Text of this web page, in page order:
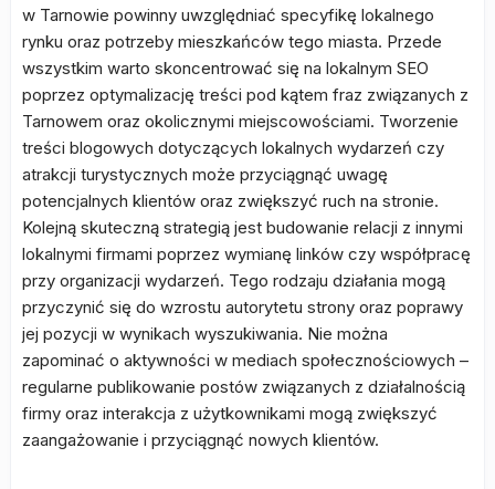
w Tarnowie powinny uwzględniać specyfikę lokalnego
rynku oraz potrzeby mieszkańców tego miasta. Przede
wszystkim warto skoncentrować się na lokalnym SEO
poprzez optymalizację treści pod kątem fraz związanych z
Tarnowem oraz okolicznymi miejscowościami. Tworzenie
treści blogowych dotyczących lokalnych wydarzeń czy
atrakcji turystycznych może przyciągnąć uwagę
potencjalnych klientów oraz zwiększyć ruch na stronie.
Kolejną skuteczną strategią jest budowanie relacji z innymi
lokalnymi firmami poprzez wymianę linków czy współpracę
przy organizacji wydarzeń. Tego rodzaju działania mogą
przyczynić się do wzrostu autorytetu strony oraz poprawy
jej pozycji w wynikach wyszukiwania. Nie można
zapominać o aktywności w mediach społecznościowych –
regularne publikowanie postów związanych z działalnością
firmy oraz interakcja z użytkownikami mogą zwiększyć
zaangażowanie i przyciągnąć nowych klientów.